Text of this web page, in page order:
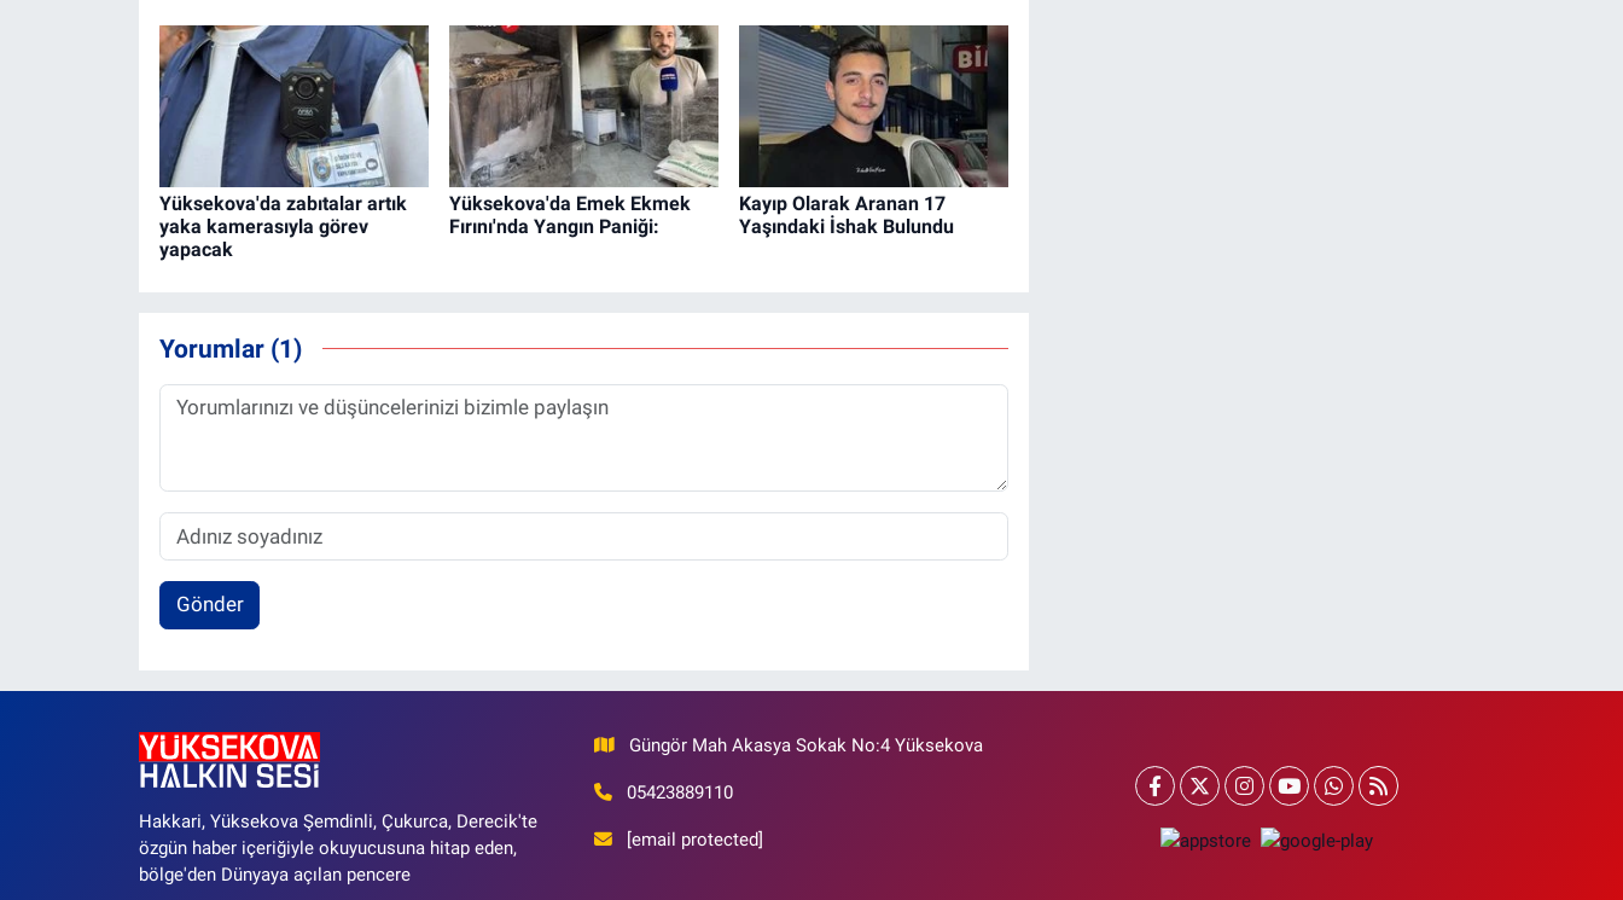
Yüksekova'da zabıtalar artık
yaka kamerasıyla görev
yapacak
Yüksekova'da Emek Ekmek
Fırını'nda Yangın Paniği:
Kayıp Olarak Aranan 17
Yaşındaki İshak Bulundu
Yorumlar (1)
Gönder
Hakkari, Yüksekova Şemdinli, Çukurca, Derecik'te
özgün haber içeriğiyle okuyucusuna hitap eden,
bölge'den Dünyaya açılan pencere
Güngör Mah Akasya Sokak No:4 Yüksekova
05423889110
[email protected]